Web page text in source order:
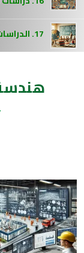
17. الدراسات التربوية